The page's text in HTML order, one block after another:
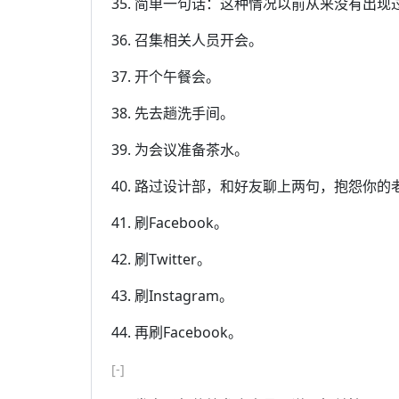
36. 召集相关人员开会。
37. 开个午餐会。
38. 先去趟洗手间。
39. 为会议准备茶水。
40. 路过设计部，和好友聊上两句，抱怨你的
41. 刷Facebook。
42. 刷Twitter。
43. 刷Instagram。
44. 再刷Facebook。
[-]